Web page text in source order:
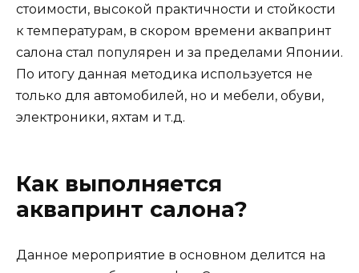
стоимости, высокой практичности и стойкости
к температурам, в скором времени аквапринт
салона стал популярен и за пределами Японии.
По итогу данная методика используется не
только для автомобилей, но и мебели, обуви,
электроники, яхтам и т.д.
Как выполняется
аквапринт салона?
Данное мероприятие в основном делится на